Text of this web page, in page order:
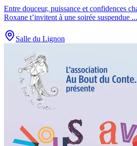
Entre douceur, puissance et confidences
Roxane t’invitent à une soirée suspendue ...
Salle du Lignon